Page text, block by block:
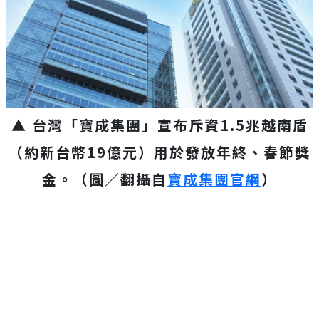
▲ 台灣「寶成集團」宣布斥資1.5兆越南盾
（約新台幣19億元）用於發放年終、春節獎
金。（圖／翻攝自 寶成集團官網）